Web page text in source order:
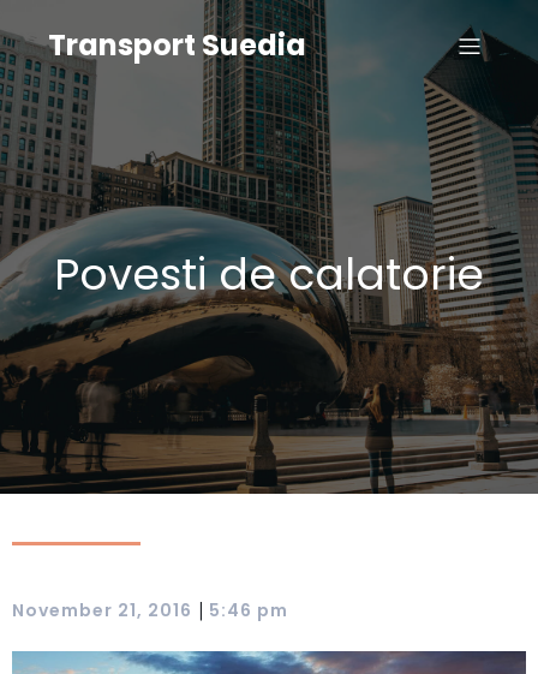
Transport Suedia
Povesti de calatorie
November 21, 2016 | 5:46 pm